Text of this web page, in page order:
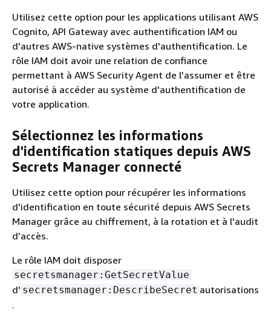
Utilisez cette option pour les applications utilisant AWS
Cognito, API Gateway avec authentification IAM ou
d'autres AWS-native systèmes d'authentification. Le
rôle IAM doit avoir une relation de confiance
permettant à AWS Security Agent de l'assumer et être
autorisé à accéder au système d'authentification de
votre application.
Sélectionnez les informations
d'identification statiques depuis AWS
Secrets Manager connecté
Utilisez cette option pour récupérer les informations
d'identification en toute sécurité depuis AWS Secrets
Manager grâce au chiffrement, à la rotation et à l'audit
d'accès.
Le rôle IAM doit disposer
secretsmanager:GetSecretValue
d' secretsmanager:DescribeSecret autorisations
.